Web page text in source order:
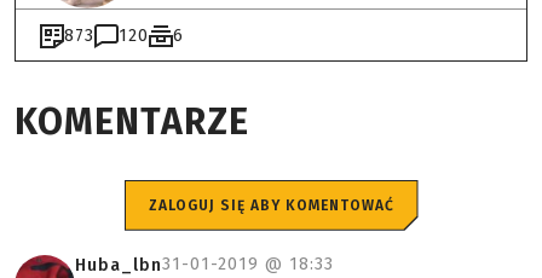
873 120 6
KOMENTARZE
ZALOGUJ SIĘ ABY KOMENTOWAĆ
Huba_lbn31-01-2019 @ 18:33